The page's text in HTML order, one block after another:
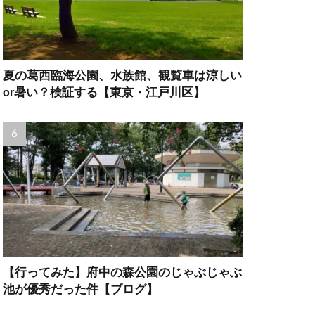
夏の葛西臨海公園、水族館、観覧車は涼しい
or暑い？検証する【東京・江戸川区】
【行ってみた】府中の森公園のじゃぶじゃぶ
池が優秀だった件【ブログ】